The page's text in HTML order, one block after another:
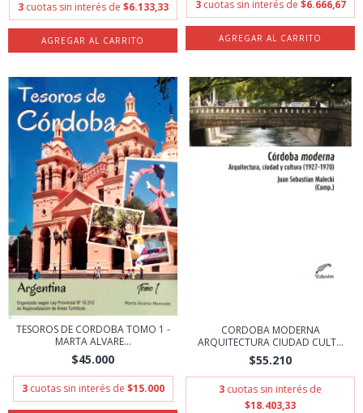
3 cuotas sin interés de $6.133,33 3 cuotas sin interés de $6.666,67
TESOROS DE CORDOBA TOMO 1 -
MARTA ALVARE...
$45.000
3 cuotas sin interés de $15.000
CORDOBA MODERNA
ARQUITECTURA CIUDAD CULT...
$55.210
3 cuotas sin interés de
$18.403,33